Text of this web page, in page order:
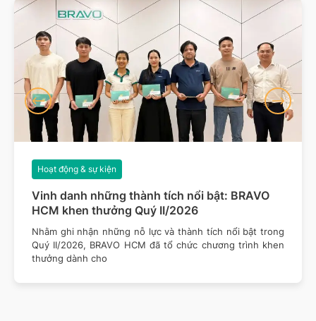
Vinh danh những thành tích nổi bật: BRAVO
HCM khen thưởng Quý II/2026
Hoạt động & sự kiện
Nhằm ghi nhận những nỗ lực và thành tích nổi bật trong
Quý II/2026, BRAVO HCM đã tổ chức chương trình khen
thưởng dành cho